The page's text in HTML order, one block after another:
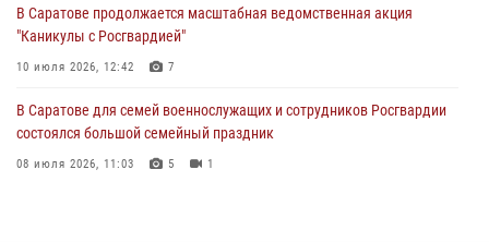
В Саратове для семей военнослужащих и сотрудников Росгвардии
состоялся большой семейный праздник
В Саратове продолжается масштабная ведомственная акция
"Каникулы с Росгвардией"
10 июля 2026, 12:42 7
В Саратове для семей военнослужащих и сотрудников Росгвардии
состоялся большой семейный праздник
08 июля 2026, 11:03 5 1